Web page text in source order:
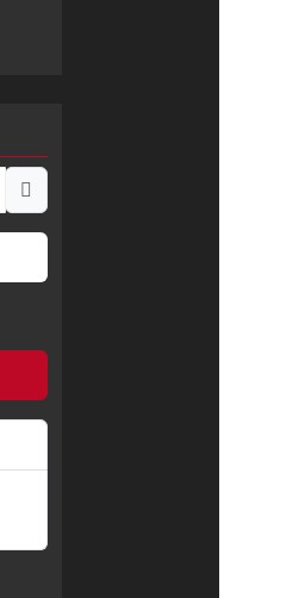
Passwort anzeigen